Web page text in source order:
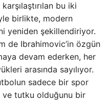
bu iki
birlikte, modern
yeniden şekillendiriyor.
de Ibrahimovic’in özgün
devam ederken, her
arasında sayılıyor.
sadece bir spor
ve tutku olduğunu bir